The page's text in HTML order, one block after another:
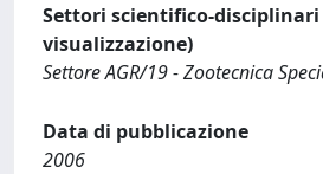
Settori scientifico-
visualizzazione)
Settore AGR/19 - Zootecnica
Data di pubblicazione
2006